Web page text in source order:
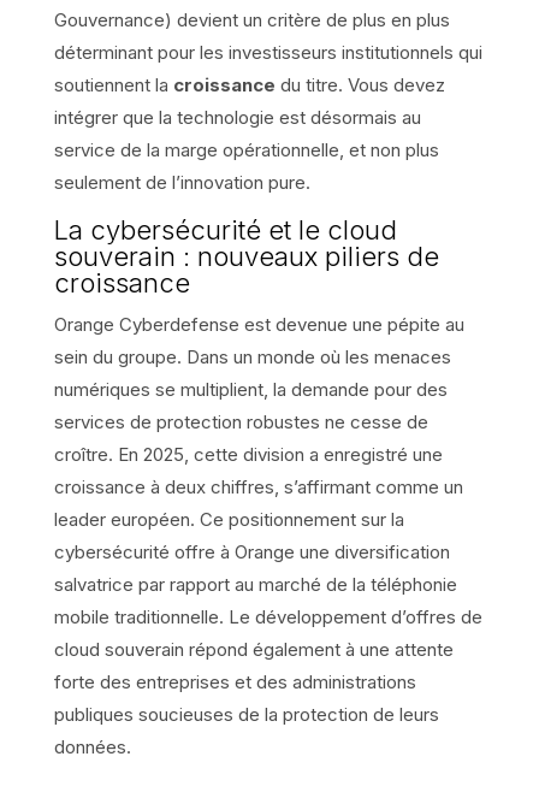
Gouvernance) devient un critère de plus en plus
déterminant pour les investisseurs institutionnels qui
soutiennent la croissance du titre. Vous devez
intégrer que la technologie est désormais au
service de la marge opérationnelle, et non plus
seulement de l’innovation pure.
La cybersécurité et le cloud
souverain : nouveaux piliers de
croissance
Orange Cyberdefense est devenue une pépite au
sein du groupe. Dans un monde où les menaces
numériques se multiplient, la demande pour des
services de protection robustes ne cesse de
croître. En 2025, cette division a enregistré une
croissance à deux chiffres, s’affirmant comme un
leader européen. Ce positionnement sur la
cybersécurité offre à Orange une diversification
salvatrice par rapport au marché de la téléphonie
mobile traditionnelle. Le développement d’offres de
cloud souverain répond également à une attente
forte des entreprises et des administrations
publiques soucieuses de la protection de leurs
données.